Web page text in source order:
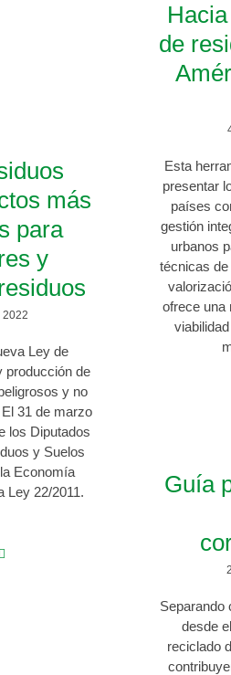
más
para
y
2022
Ley de
producción de
y no
31 de marzo
los Diputados
y Suelos
Economía
Ley 22/2011.
de
Esta
presentar
países
gestión
urbanos
técnicas
ofrece una
Guía
Separando
desde
reciclado